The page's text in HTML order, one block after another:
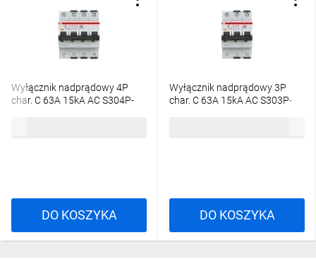
Wyłącznik nadprądowy 4P
char. C 63A 15kA AC S304P-
DO KOSZYKA
Wyłącznik nadprądowy 3P
char. C 63A 15kA AC S303P-
DO KOSZYKA